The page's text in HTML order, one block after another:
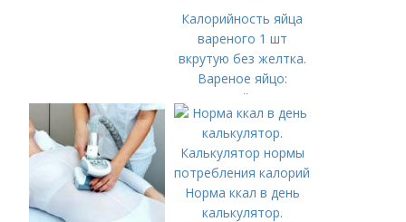
Калорийность яйца
вареного 1 шт
вкрутую без желтка.
Вареное яйцо:
калорийность
Норма ккал в день
калькулятор.